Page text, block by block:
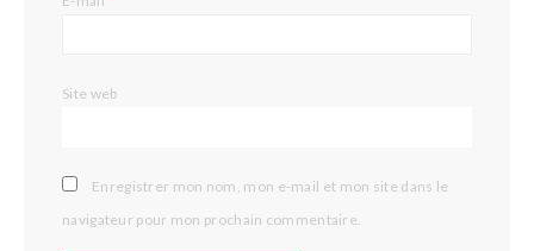
Site web
Enregistrer mon nom, mon e-mail et mon site dans le
navigateur pour mon prochain commentaire.